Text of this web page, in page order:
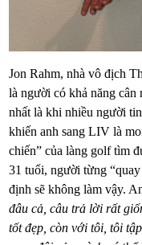
Jon Rahm, nhà vô địch
là người có khả năng cân
nhất là khi nhiều người
khiến anh sang LIV là
chiến” của làng golf tìm
31 tuổi, người từng
định sẽ không làm vậy.
đâu cả, câu trả lời rất
tốt đẹp, còn với tôi, tôi